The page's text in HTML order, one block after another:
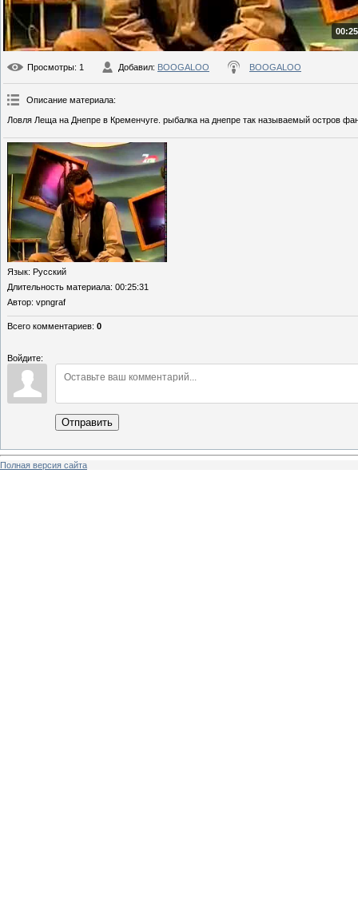
Просмотры: 1 Добавил: BOOGALOO BOOGALOO
Описание материала:
Ловля Леща на Днепре в Кременчуге. рыбалка на днепре так называемый остров
Язык: Русский
Длительность материала: 00:25:31
Автор: vpngraf
Всего комментариев: 0
Войдите:
Отправить
Полная версия сайта